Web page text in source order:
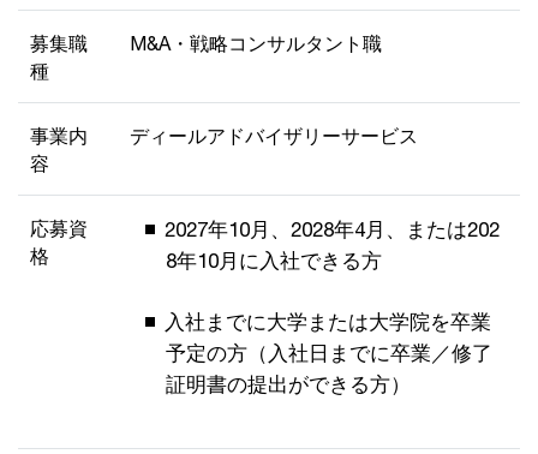
募集職
種
M&A・戦略コンサルタント職
事業内
容
ディールアドバイザリーサービス
応募資
格
2027年10月、2028年4月、または202
8年10月に入社できる方
入社までに大学または大学院を卒業
予定の方（入社日までに卒業／修了
証明書の提出ができる方）